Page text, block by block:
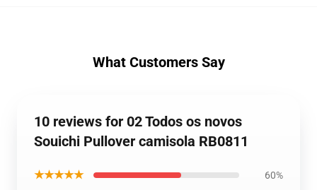
What Customers Say
10 reviews for 02 Todos os novos
Souichi Pullover camisola RB0811
★★★★★ 60%